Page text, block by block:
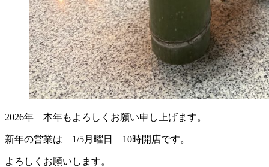
2026年 本年もよろしくお願い申し上げます。
新年の営業は 1/5月曜日 10時開店です。
よろしくお願いします。